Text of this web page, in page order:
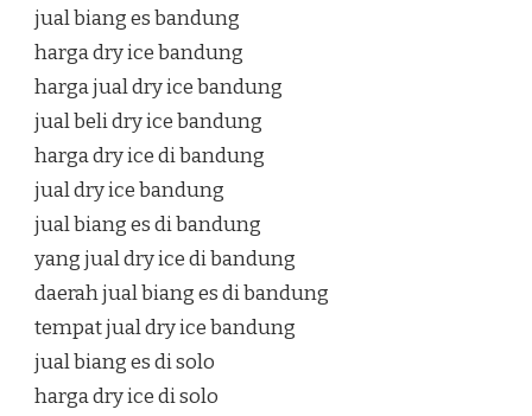
jual biang es bandung
harga dry ice bandung
harga jual dry ice bandung
jual beli dry ice bandung
harga dry ice di bandung
jual dry ice bandung
jual biang es di bandung
yang jual dry ice di bandung
daerah jual biang es di bandung
tempat jual dry ice bandung
jual biang es di solo
harga dry ice di solo